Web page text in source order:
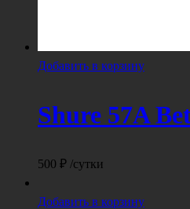
Добавить в корзину
Shure 57A
500 ₽ /сутки
Добавить в корзину